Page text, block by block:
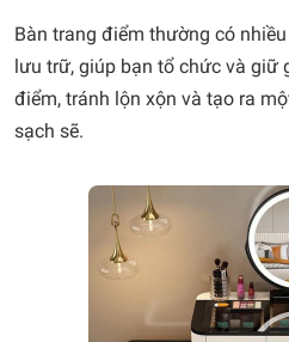
Bàn trang điểm thường có
lưu trữ, giúp bạn tổ chức và giữ
điểm, tránh lộn xộn và tạo ra
sạch sẽ.